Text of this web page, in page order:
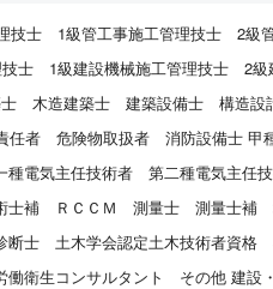
技士 1級管工事施工管理技士 2級
士 1級建設機械施工管理技士 2級
木造建築士 建築設備士 構造設
任者 危険物取扱者 消防設備士 甲
種電気主任技術者 第二種電気主任
士補 ＲＣＣＭ 測量士 測量士補
断士 土木学会認定土木技術者資格
働衛生コンサルタント その他 建設